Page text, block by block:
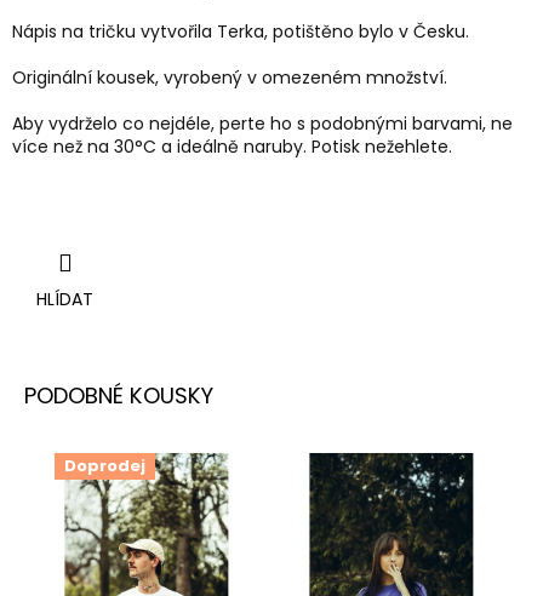
Nápis na tričku vytvořila Terka, potištěno bylo v Česku.
Originální kousek, vyrobený v omezeném množství.
Aby vydrželo co nejdéle, perte ho s podobnými barvami, ne
více než na 30°C a ideálně naruby. Potisk nežehlete.
HLÍDAT
Doprodej